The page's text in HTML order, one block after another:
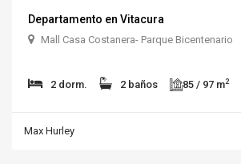
Departamento en Vitacura
Mall Casa Costanera- Parque Bicentenario
2 dorm. 2 baños 85 / 97 m2
Max Hurley